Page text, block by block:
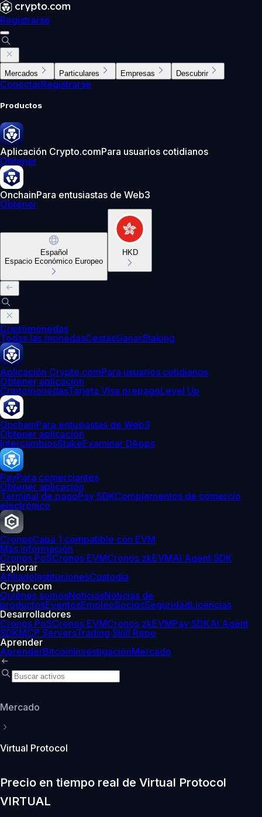
Registrarse
Mercados Particulares Empresas Descubrir
ConectarRegistrarse
Productos
Aplicación Crypto.comPara usuarios cotidianos
Obtener
OnchainPara entusiastas de Web3
Obtener
Español
Espacio Económico Europeo
HKD
Criptomonedas
Todas las monedasCestasGanarStaking
Aplicación Crypto.comPara usuarios cotidianos
Obtener aplicación
CriptomonedasTarjeta Visa prepagoLevel Up
OnchainPara entusiastas de Web3
Obtener aplicación
IntercambiosStakeExaminar DApps
PayPara comerciantes
Obtener aplicación
Terminal de pagoPay SDKComplementos de comercio
electrónico
CronosCapa 1 compatible con EVM
Más información
Cronos PoSCronos EVMCronos zkEVMAI Agent SDK
Explorar
AfiliadoInstitucionesCustodia
Crypto.com
Quiénes somosNoticiasNoticias de
productosEventosEmpleoSociosSeguridadLicencias
Desarrolladores
Cronos PoSCronos EVMCronos zkEVMPay SDKAI Agent
SDKMCP ServersTrading Skill Repo
Aprender
AprenderBitcoinInvestigaciónMercado
Mercado
Virtual Protocol
Precio en tiempo real de Virtual Protocol
VIRTUAL